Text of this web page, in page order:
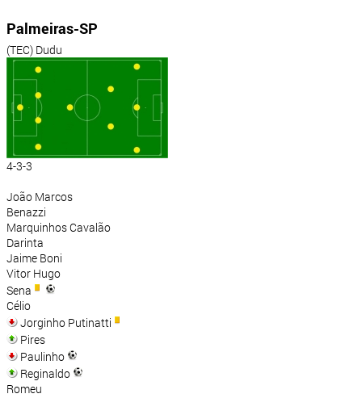
Palmeiras-SP
(TEC) Dudu
4-3-3
João Marcos
Benazzi
Marquinhos Cavalão
Darinta
Jaime Boni
Vitor Hugo
Sena
Célio
Jorginho Putinatti
Pires
Paulinho
Reginaldo
Romeu